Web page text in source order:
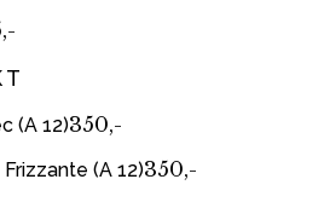
(A 12)350,-
(A 12)350,-